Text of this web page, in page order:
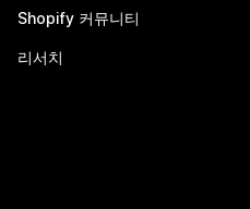
Shopify 커뮤니티
리서치